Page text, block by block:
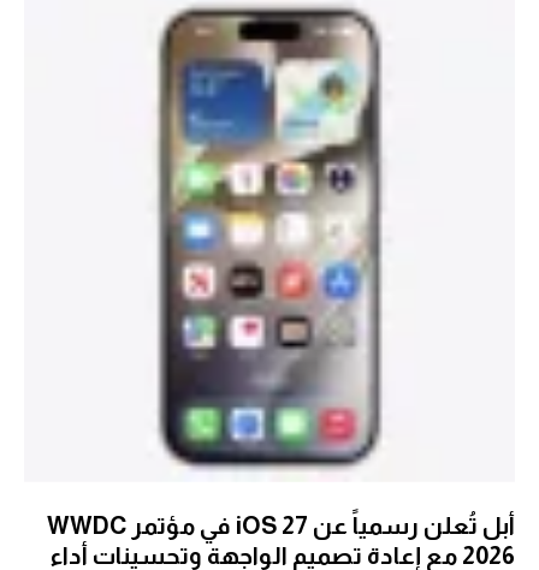
أبل تُعلن رسمياً عن iOS 27 في مؤتمر WWDC
2026 مع إعادة تصميم الواجهة وتحسينات أداء